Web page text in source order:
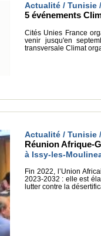
Actualité / Tunisie
5 événements
Cités Unies France
venir jusqu'en
transversale Climat
Actualité / Tunisie
Réunion Afrique-
à Issy-les-
Fin 2022, l’Union
2023-2032 : elle est
lutter contre la